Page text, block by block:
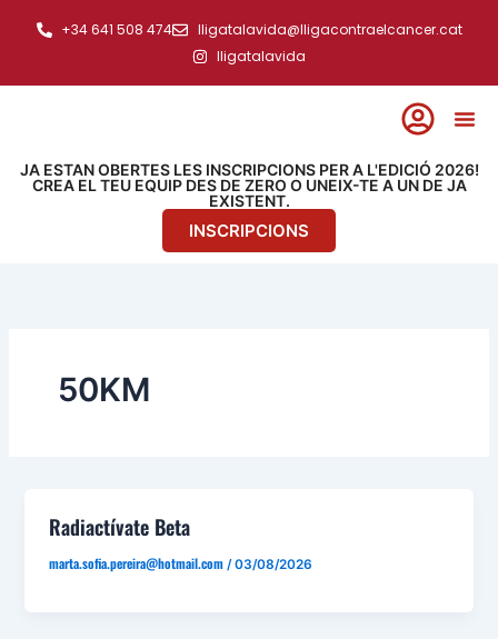
+34 641 508 474
lligatalavida@lligacontraelcancer.cat
lligatalavida
JA ESTAN OBERTES LES INSCRIPCIONS PER A L'EDICIÓ 2026!
CREA EL TEU EQUIP DES DE ZERO O UNEIX-TE A UN DE JA
EXISTENT.
INSCRIPCIONS
50KM
Radiactívate Beta
marta.sofia.pereira@hotmail.com /03/08/2026